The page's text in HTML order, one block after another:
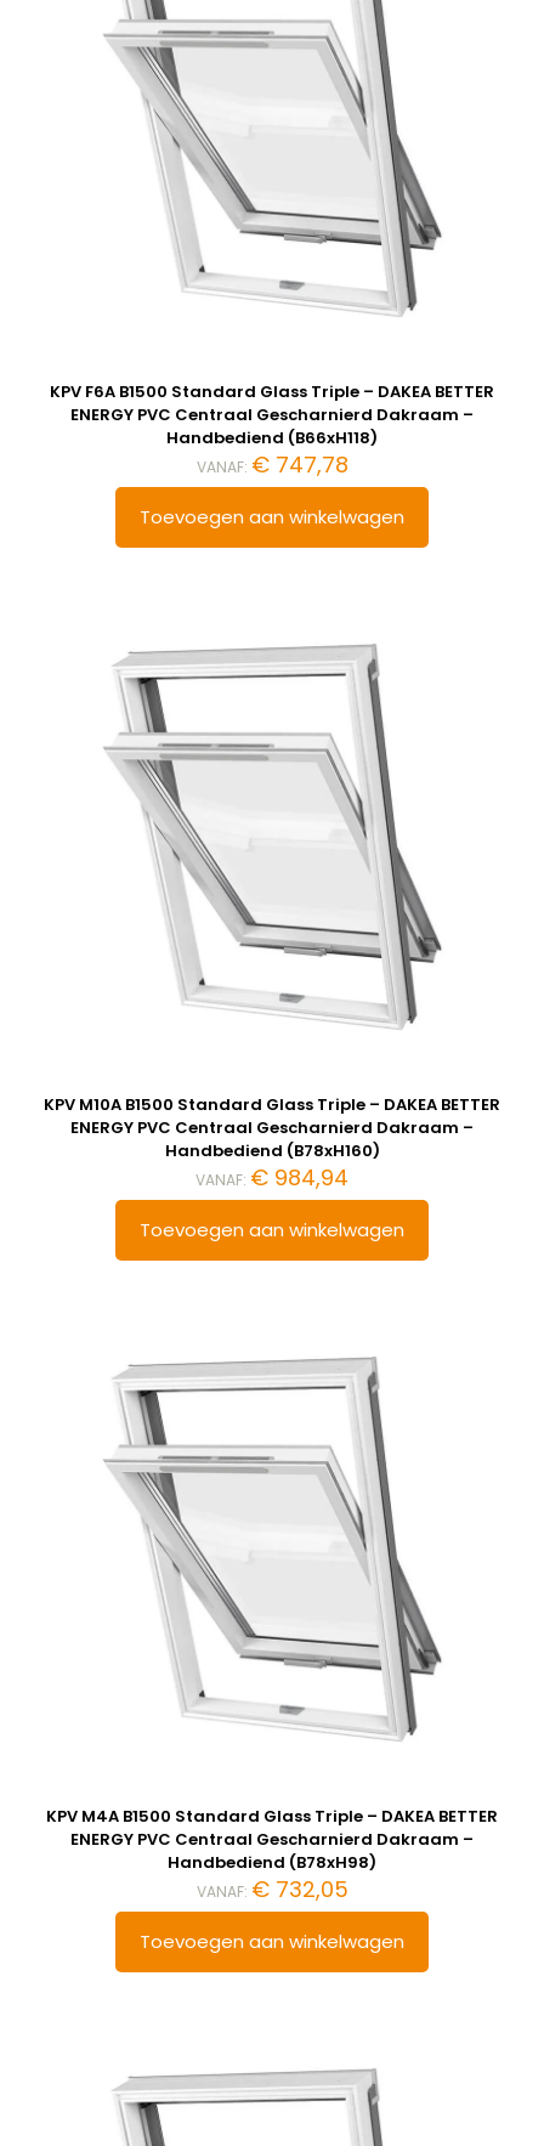
KPV F6A B1500 Standard Glass Triple – DAKEA BETTER
ENERGY PVC Centraal Gescharnierd Dakraam –
Handbediend (B66xH118)
VANAF: €747,78
Toevoegen aan winkelwagen
KPV M10A B1500 Standard Glass Triple – DAKEA BETTER
ENERGY PVC Centraal Gescharnierd Dakraam –
Handbediend (B78xH160)
VANAF: € 984,94
Toevoegen aan winkelwagen
KPV M4A B1500 Standard Glass Triple – DAKEA BETTER
ENERGY PVC Centraal Gescharnierd Dakraam –
Handbediend (B78xH98)
VANAF: €732,05
Toevoegen aan winkelwagen